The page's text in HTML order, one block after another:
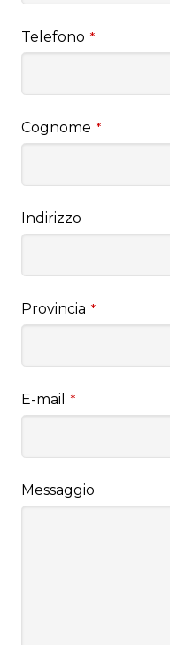
Telefono *
Cognome *
Indirizzo
Provincia *
E-mail *
Messaggio